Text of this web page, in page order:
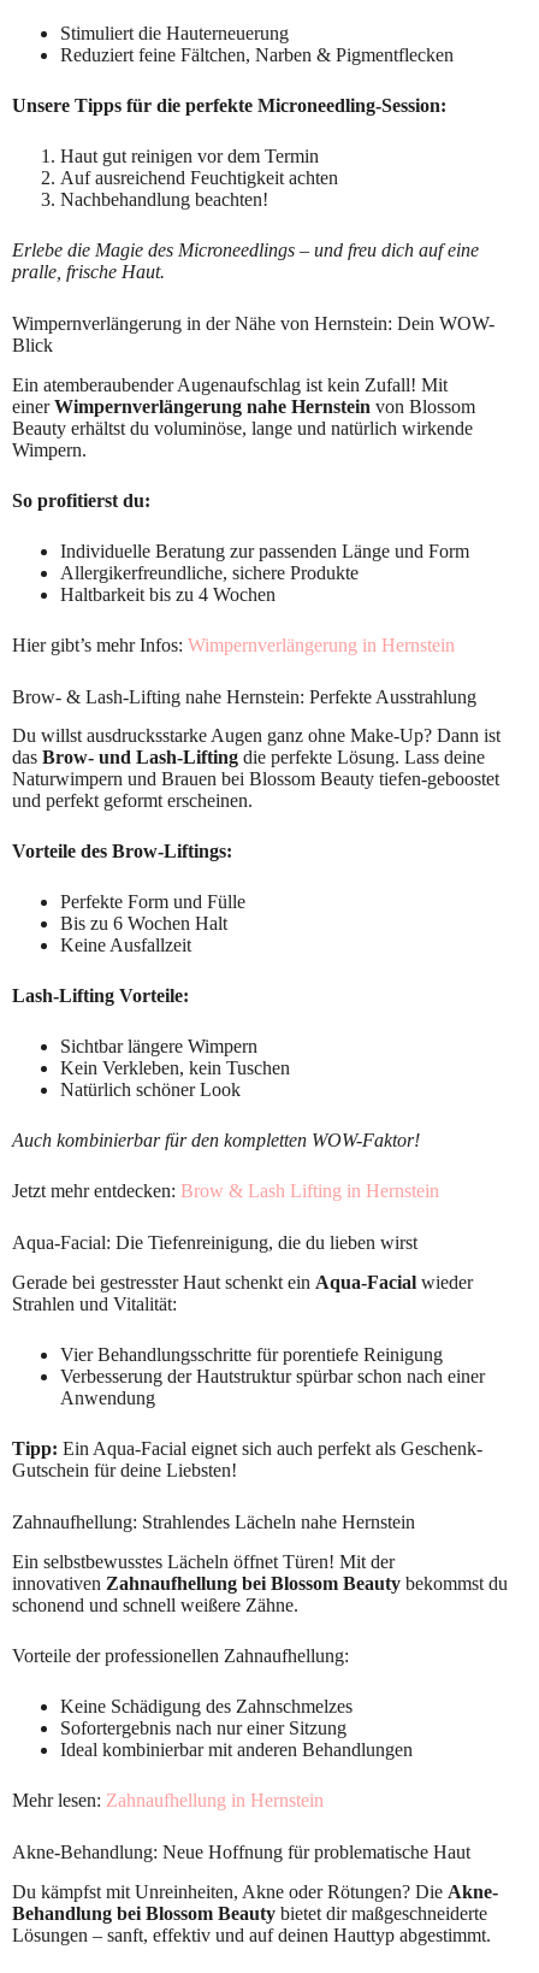
Stimuliert die Hauterneuerung
Reduziert feine Fältchen, Narben & Pigmentflecken
Unsere Tipps für die perfekte Microneedling-Session:
Haut gut reinigen vor dem Termin
Auf ausreichend Feuchtigkeit achten
Nachbehandlung beachten!
Erlebe die Magie des Microneedlings – und freu dich auf eine
pralle, frische Haut.
Wimpernverlängerung in der Nähe von Hernstein: Dein WOW-
Blick
Ein atemberaubender Augenaufschlag ist kein Zufall! Mit
einerWimpernverlängerung nahe Hernstein von Blossom
Beauty erhältst du voluminöse, lange und natürlich wirkende
Wimpern.
So profitierst du:
Individuelle Beratung zur passenden Länge und Form
Allergikerfreundliche, sichere Produkte
Haltbarkeit bis zu 4 Wochen
Hier gibt’s mehr Infos: Wimpernverlängerung in Hernstein
Brow- & Lash-Lifting nahe Hernstein: Perfekte Ausstrahlung
Du willst ausdrucksstarke Augen ganz ohne Make-Up? Dann ist
das Brow- und Lash-Lifting die perfekte Lösung. Lass deine
Naturwimpern und Brauen bei Blossom Beauty tiefen-geboostet
und perfekt geformt erscheinen.
Vorteile des Brow-Liftings:
Perfekte Form und Fülle
Bis zu 6 Wochen Halt
Keine Ausfallzeit
Lash-Lifting Vorteile:
Sichtbar längere Wimpern
Kein Verkleben, kein Tuschen
Natürlich schöner Look
Auch kombinierbar für den kompletten WOW-Faktor!
Jetzt mehr entdecken: Brow & Lash Lifting in Hernstein
Aqua-Facial: Die Tiefenreinigung, die du lieben wirst
Gerade bei gestresster Haut schenkt ein Aqua-Facial wieder
Strahlen und Vitalität:
Vier Behandlungsschritte für porentiefe Reinigung
Verbesserung der Hautstruktur spürbar schon nach einer
Anwendung
Tipp: Ein Aqua-Facial eignet sich auch perfekt als Geschenk-
Gutschein für deine Liebsten!
Zahnaufhellung: Strahlendes Lächeln nahe Hernstein
Ein selbstbewusstes Lächeln öffnet Türen! Mit der
innovativen Zahnaufhellung bei Blossom Beauty bekommst du
schonend und schnell weißere Zähne.
Vorteile der professionellen Zahnaufhellung:
Keine Schädigung des Zahnschmelzes
Sofortergebnis nach nur einer Sitzung
Ideal kombinierbar mit anderen Behandlungen
Mehr lesen: Zahnaufhellung in Hernstein
Akne-Behandlung: Neue Hoffnung für problematische Haut
Du kämpfst mit Unreinheiten, Akne oder Rötungen? Die Akne-
Behandlung bei Blossom Beauty bietet dir maßgeschneiderte
Lösungen – sanft, effektiv und auf deinen Hauttyp abgestimmt.